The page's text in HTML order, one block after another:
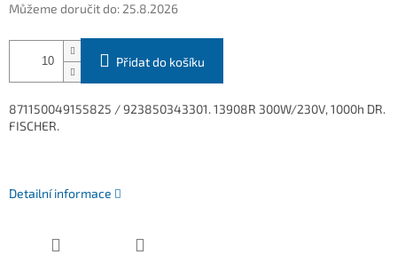
Můžeme doručit do: 25.8.2026
Přidat do košíku
871150049155825 /923850343301. 13908R 300W/230V, 1000h DR.
FISCHER.
Detailní informace